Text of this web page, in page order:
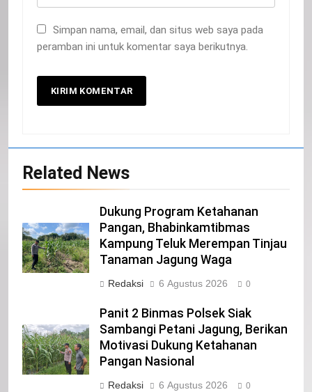
Simpan nama, email, dan situs web saya pada
peramban ini untuk komentar saya berikutnya.
Related News
Dukung Program Ketahanan
Pangan, Bhabinkamtibmas
Kampung Teluk Merempan Tinjau
Tanaman Jagung Waga
Redaksi 6 Agustus 2026 0
Panit 2 Binmas Polsek Siak
Sambangi Petani Jagung, Berikan
Motivasi Dukung Ketahanan
Pangan Nasional
Redaksi 6 Agustus 2026 0
20
Selamat Hari Kebangkitan Nasional
IKLAN
21
IKLAN
22
NORMAN SILITONGA CALEG DPRD